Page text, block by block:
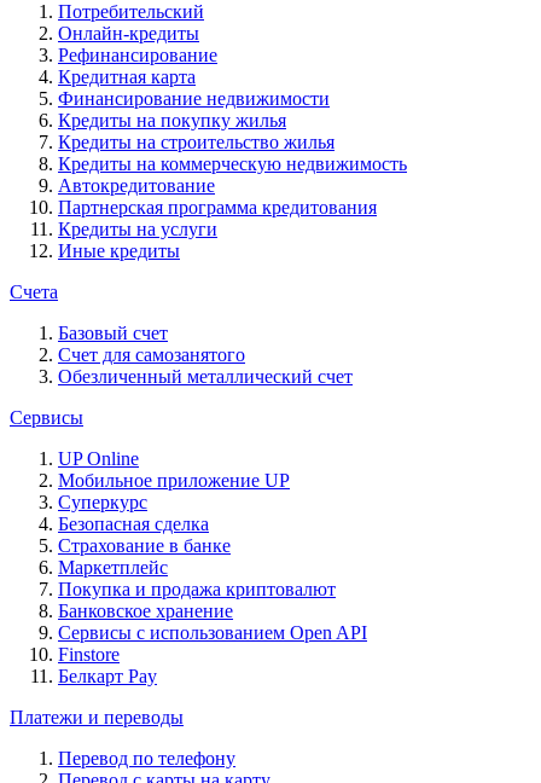
Потребительский
Онлайн-кредиты
Рефинансирование
Кредитная карта
Финансирование недвижимости
Кредиты на покупку жилья
Кредиты на строительство жилья
Кредиты на коммерческую недвижимость
Автокредитование
Партнерская программа кредитования
Кредиты на услуги
Иные кредиты
Счета
Базовый счет
Счет для самозанятого
Обезличенный металлический счет
Сервисы
UP Online
Мобильное приложение UP
Суперкурс
Безопасная сделка
Страхование в банке
Маркетплейс
Покупка и продажа криптовалют
Банковское хранение
Сервисы с использованием Open API
Finstore
Белкарт Pay
Платежи и переводы
Перевод по телефону